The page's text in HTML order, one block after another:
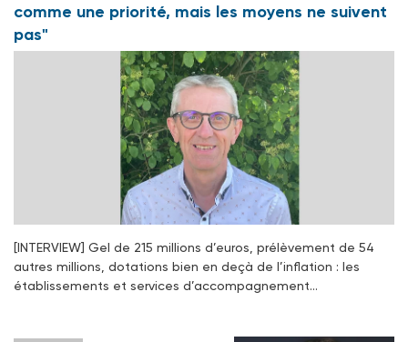
comme une priorité, mais les moyens ne suivent
pas"
[INTERVIEW] Gel de 215 millions d’euros, prélèvement de 54
autres millions, dotations bien en deçà de l’inflation : les
établissements et services d’accompagnement…